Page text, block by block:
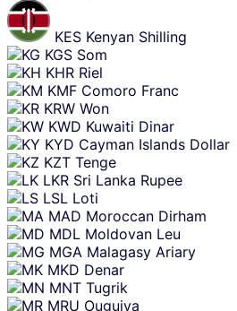
KES Kenyan Shilling
KGS Som
KHR Riel
KMF Comoro Franc
KRW Won
KWD Kuwaiti Dinar
KYD Cayman Islands Dollar
KZT Tenge
LKR Sri Lanka Rupee
LSL Loti
MAD Moroccan Dirham
MDL Moldovan Leu
MGA Malagasy Ariary
MKD Denar
MNT Tugrik
MRU Ouguiya